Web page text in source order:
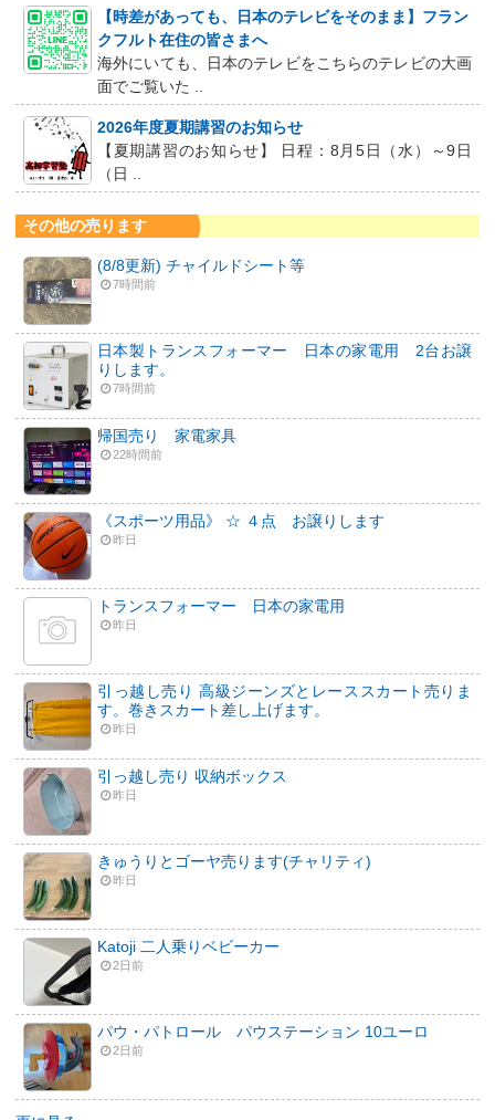
【時差があっても、日本のテレビをそのまま】フラン
クフルト在住の皆さまへ
海外にいても、日本のテレビをこちらのテレビの大画
面でご覧いた ..
2026年度夏期講習のお知らせ
【夏期講習のお知らせ】 日程：8月5日（水）～9日
（日 ..
その他の売ります
(8/8更新) チャイルドシート等
7時間前
日本製トランスフォーマー 日本の家電用 2台お譲
りします。
7時間前
帰国売り 家電家具
22時間前
《スポーツ用品》 ☆ ４点 お譲りします
昨日
トランスフォーマー 日本の家電用
昨日
引っ越し売り 高級ジーンズとレーススカート売りま
す。巻きスカート差し上げます。
昨日
引っ越し売り 収納ボックス
昨日
きゅうりとゴーヤ売ります(チャリティ)
昨日
Katoji 二人乗りベビーカー
2日前
パウ・パトロール パウステーション 10ユーロ
2日前